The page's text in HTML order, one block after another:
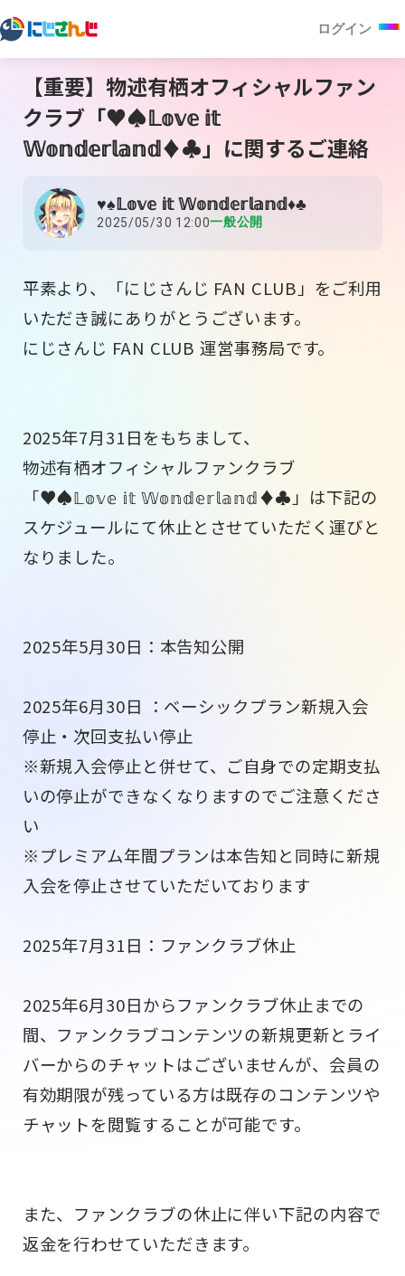
ログイン
【重要】物述有栖オフィシャルファン
クラブ「♥♠𝕃𝕠𝕧𝕖 𝕚𝕥
𝕎𝕠𝕟𝕕𝕖𝕣𝕝𝕒𝕟𝕕♦♣」に関するご連絡
♥♠𝕃𝕠𝕧𝕖 𝕚𝕥 𝕎𝕠𝕟𝕕𝕖𝕣𝕝𝕒𝕟𝕕♦♣
2025/05/30 12:00一般公開
平素より、「にじさんじ FAN CLUB」をご利用
いただき誠にありがとうございます。
にじさんじ FAN CLUB 運営事務局です。
2025年7月31日をもちまして、
物述有栖オフィシャルファンクラブ
「♥♠𝕃𝕠𝕧𝕖 𝕚𝕥 𝕎𝕠𝕟𝕕𝕖𝕣𝕝𝕒𝕟𝕕♦♣」は下記の
スケジュールにて休止とさせていただく運びと
なりました。
2025年5月30日：本告知公開
2025年6月30日 ：ベーシックプラン新規入会
停止・次回支払い停止
※新規入会停止と併せて、ご自身での定期支払
いの停止ができなくなりますのでご注意くださ
い
※プレミアム年間プランは本告知と同時に新規
入会を停止させていただいております
2025年7月31日：ファンクラブ休止
2025年6月30日からファンクラブ休止までの
間、ファンクラブコンテンツの新規更新とライ
バーからのチャットはございませんが、会員の
有効期限が残っている方は既存のコンテンツや
チャットを閲覧することが可能です。
また、ファンクラブの休止に伴い下記の内容で
返金を行わせていただきます。